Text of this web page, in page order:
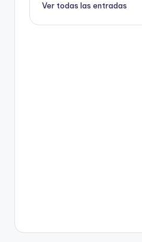
Ver todas las entradas